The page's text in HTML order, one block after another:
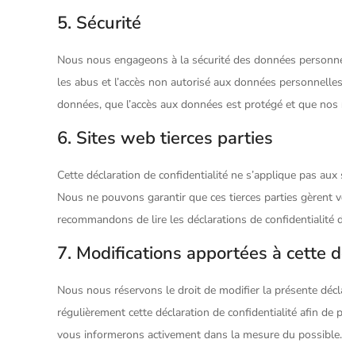
5. Sécurité
Nous nous engageons à la sécurité des données
les abus et l’accès non autorisé aux données
données, que l’accès aux données est protégé et que
6. Sites web tierces parties
Cette déclaration de confidentialité ne s’applique pas
Nous ne pouvons garantir que ces tierces parties gèrent
recommandons de lire les déclarations de confidentialité
7. Modifications apportées à cette
Nous nous réservons le droit de modifier la présente
régulièrement cette déclaration de confidentialité afin de
vous informerons activement dans la mesure du possible.